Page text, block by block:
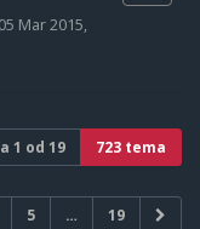
05 Mar 2015,
1 od 19 723 tema
5 … 19